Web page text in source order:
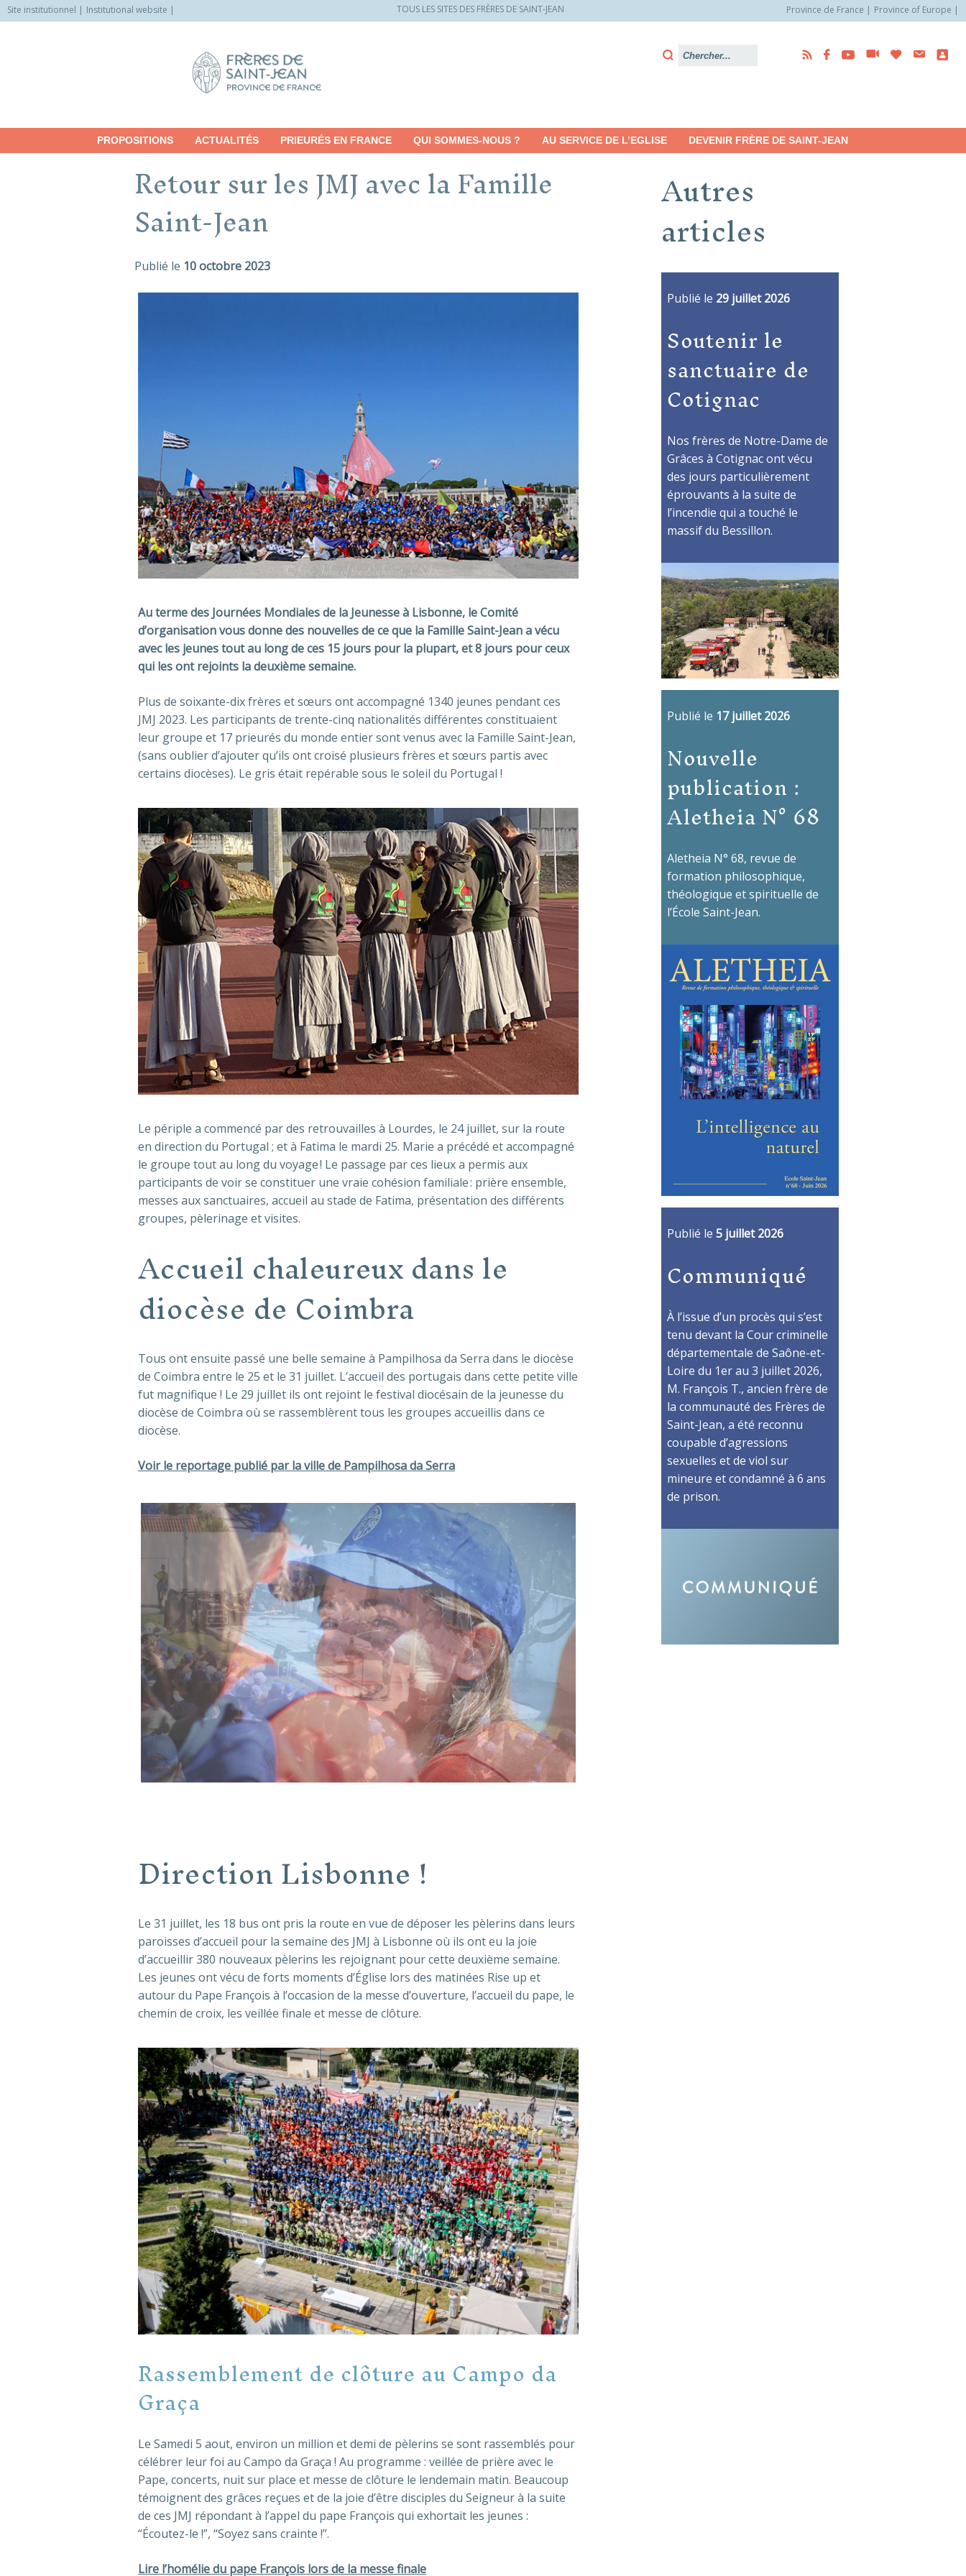
Site institutionnel Institutional website TOUS LES SITES DES FRÈRES DE SAINT-JEAN Province de France
Province of Europe
PROPOSITIONS ACTUALITÉS PRIEURÉS EN FRANCE QUI SOMMES-NOUS ? AU SERVICE DE L’EGLISE DEVENIR FRÈRE DE SAINT-JEAN
Retour sur les JMJ avec la Famille
Saint-Jean
Publié le 10 octobre 2023
Au terme des Journées Mondiales de la Jeunesse à Lisbonne, le Comité
d’organisation vous donne des nouvelles de ce que la Famille Saint-Jean a vécu
avec les jeunes tout au long de ces 15 jours pour la plupart, et 8 jours pour ceux
qui les ont rejoints la deuxième semaine.
Plus de soixante-dix frères et sœurs ont accompagné 1340 jeunes pendant ces
JMJ 2023. Les participants de trente-cinq nationalités différentes constituaient
leur groupe et 17 prieurés du monde entier sont venus avec la Famille Saint-Jean,
(sans oublier d’ajouter qu’ils ont croisé plusieurs frères et sœurs partis avec
certains diocèses). Le gris était repérable sous le soleil du Portugal !
Le périple a commencé par des retrouvailles à Lourdes, le 24 juillet, sur la route
en direction du Portugal ; et à Fatima le mardi 25. Marie a précédé et accompagné
le groupe tout au long du voyage ! Le passage par ces lieux a permis aux
participants de voir se constituer une vraie cohésion familiale : prière ensemble,
messes aux sanctuaires, accueil au stade de Fatima, présentation des différents
groupes, pèlerinage et visites.
Accueil chaleureux dans le
diocèse de Coimbra
Tous ont ensuite passé une belle semaine à Pampilhosa da Serra dans le diocèse
de Coimbra entre le 25 et le 31 juillet. L’accueil des portugais dans cette petite ville
fut magnifique ! Le 29 juillet ils ont rejoint le festival diocésain de la jeunesse du
diocèse de Coimbra où se rassemblèrent tous les groupes accueillis dans ce
diocèse.
Voir le reportage publié par la ville de Pampilhosa da Serra
Direction Lisbonne !
Le 31 juillet, les 18 bus ont pris la route en vue de déposer les pèlerins dans leurs
paroisses d’accueil pour la semaine des JMJ à Lisbonne où ils ont eu la joie
d’accueillir 380 nouveaux pèlerins les rejoignant pour cette deuxième semaine.
Les jeunes ont vécu de forts moments d’Église lors des matinées Rise up et
autour du Pape François à l’occasion de la messe d’ouverture, l’accueil du pape, le
chemin de croix, les veillée finale et messe de clôture.
Rassemblement de clôture au Campo da
Graça
Le Samedi 5 aout, environ un million et demi de pèlerins se sont rassemblés pour
célébrer leur foi au Campo da Graça ! Au programme : veillée de prière avec le
Pape, concerts, nuit sur place et messe de clôture le lendemain matin. Beaucoup
témoignent des grâces reçues et de la joie d’être disciples du Seigneur à la suite
de ces JMJ répondant à l’appel du pape François qui exhortait les jeunes :
“Écoutez-le !”, “Soyez sans crainte !”.
Lire l’homélie du pape François lors de la messe finale
Autres
articles
Publié le 29 juillet 2026
Soutenir le
sanctuaire de
Cotignac
Nos frères de Notre-Dame de
Grâces à Cotignac ont vécu
des jours particulièrement
éprouvants à la suite de
l’incendie qui a touché le
massif du Bessillon.
Publié le 17 juillet 2026
Nouvelle
publication :
Aletheia N° 68
Aletheia N° 68, revue de
formation philosophique,
théologique et spirituelle de
l’École Saint-Jean.
Publié le 5 juillet 2026
Communiqué
À l’issue d’un procès qui s’est
tenu devant la Cour criminelle
départementale de Saône-et-
Loire du 1er au 3 juillet 2026,
M. François T., ancien frère de
la communauté des Frères de
Saint-Jean, a été reconnu
coupable d’agressions
sexuelles et de viol sur
mineure et condamné à 6 ans
de prison.